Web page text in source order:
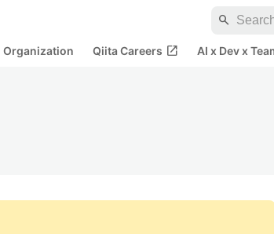
search
Organization Qiita Careers open_in_new AI x Dev x